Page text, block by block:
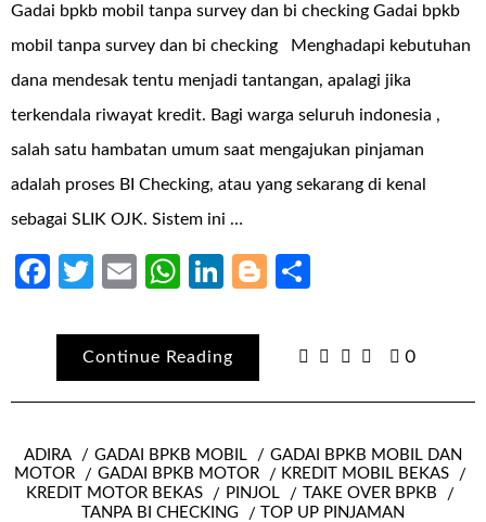
Gadai bpkb mobil tanpa survey dan bi checking Gadai bpkb
mobil tanpa survey dan bi checking Menghadapi kebutuhan
dana mendesak tentu menjadi tantangan, apalagi jika
terkendala riwayat kredit. Bagi warga seluruh indonesia ,
salah satu hambatan umum saat mengajukan pinjaman
adalah proses BI Checking, atau yang sekarang di kenal
sebagai SLIK OJK. Sistem ini …
Facebook
Twitter
EmailWhatsApp
LinkedIn
Blogger
Continue Reading 0
ADIRA GADAI BPKB MOBIL
GADAI BPKB MOBIL DAN
MOTOR
GADAI BPKB MOTOR
KREDIT MOBIL BEKAS
KREDIT MOTOR BEKAS
PINJOL
TAKE OVER BPKB
TANPA BI CHECKING
TOP UP PINJAMAN